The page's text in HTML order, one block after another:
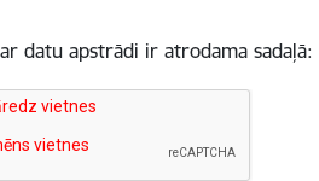
datu apstrādi ir atrodama sadaļā: